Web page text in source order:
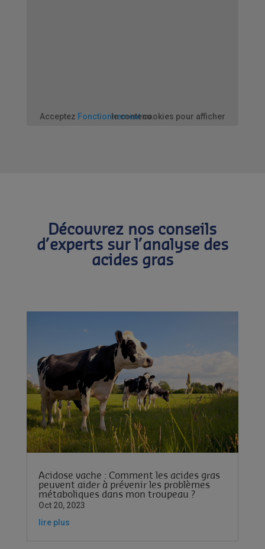
Acceptez Fonctionnement
cookies pour afficher le contenu.
Découvrez nos conseils
d’experts sur l’analyse des
acides gras
Acidose vache : Comment les acides gras
peuvent aider à prévenir les problèmes
métaboliques dans mon troupeau ?
Oct 20, 2023
lire plus